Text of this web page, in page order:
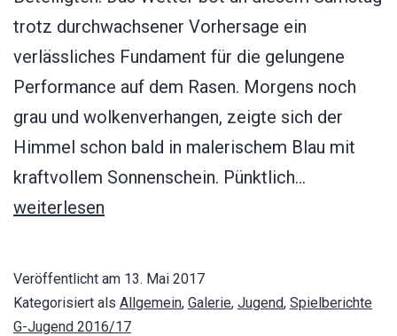
trotz durchwachsener Vorhersage ein
verlässliches Fundament für die gelungene
Performance auf dem Rasen. Morgens noch
grau und wolkenverhangen, zeigte sich der
Himmel schon bald in malerischem Blau mit
kraftvollem Sonnenschein. Pünktlich…
F-
weiterlesen
Veröffentlicht am 13. Mai 2017
Kategorisiert als Allgemein, Galerie, Jugend, Spielberichte
G-Jugend 2016/17